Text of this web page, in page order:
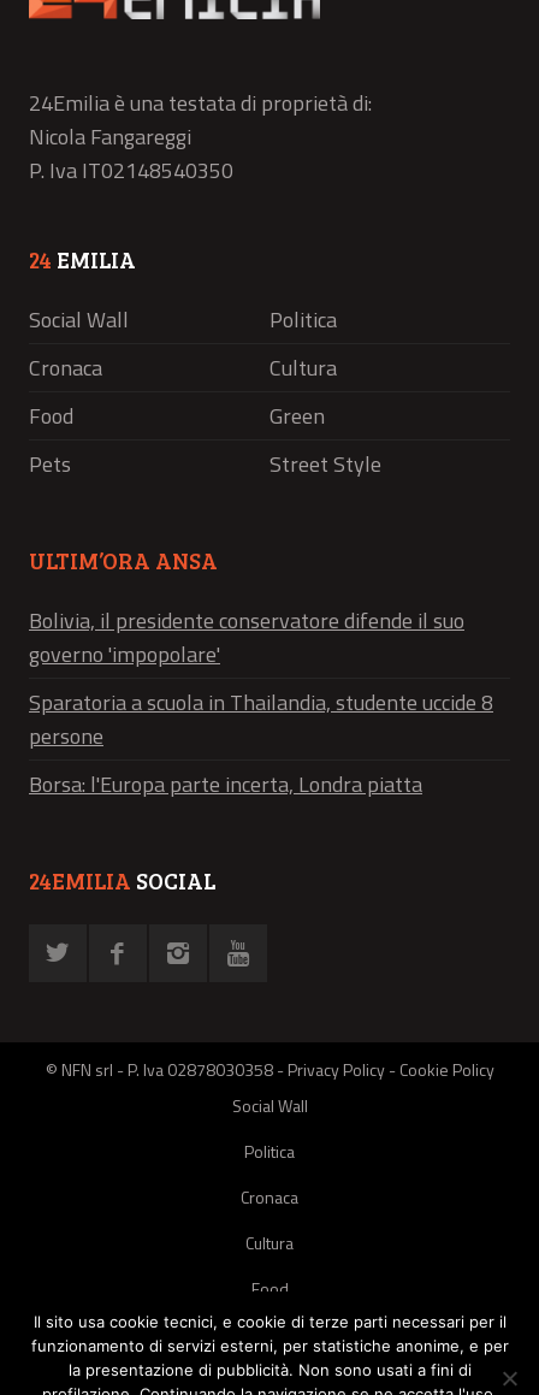
24Emilia è una testata di proprietà di:
Nicola Fangareggi
P. Iva IT02148540350
24 EMILIA
Social Wall
Politica
Cronaca
Cultura
Food
Green
Pets
Street Style
ULTIM’ORA ANSA
Bolivia, il presidente conservatore difende il suo
governo 'impopolare'
Sparatoria a scuola in Thailandia, studente uccide 8
persone
Borsa: l'Europa parte incerta, Londra piatta
24EMILIA SOCIAL
© NFN srl - P. Iva 02878030358 -Privacy Policy-Cookie Policy
Social Wall
Politica
Cronaca
Cultura
Food
Green
Pets
Il sito usa cookie tecnici, e cookie di terze parti necessari per il
funzionamento di servizi esterni, per statistiche anonime, e per
la presentazione di pubblicità. Non sono usati a fini di